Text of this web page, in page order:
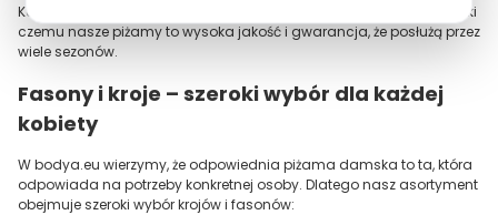
Każdy materiał został dobrany z myślą o wygodzie i trwałości, dzięki
czemu nasze piżamy to wysoka jakość i gwarancja, że posłużą przez
wiele sezonów.
Fasony i kroje – szeroki wybór dla każdej
kobiety
W bodya.eu wierzymy, że odpowiednia piżama damska to ta, która
odpowiada na potrzeby konkretnej osoby. Dlatego nasz asortyment
obejmuje szeroki wybór krojów i fasonów: